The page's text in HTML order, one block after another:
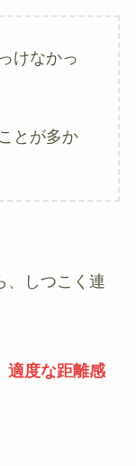
けなかっ
とが多か
、しつこく連
適度な距離感